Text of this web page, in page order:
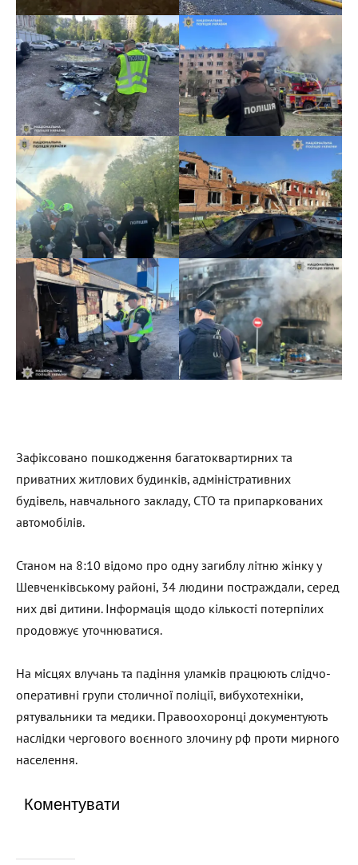
Зафіксовано пошкодження багатоквартирних та
приватних житлових будинків, адміністративних
будівель, навчального закладу, СТО та припаркованих
автомобілів.
Станом на 8:10 відомо про одну загиблу літню жінку у
Шевченківському районі, 34 людини постраждали, серед
них дві дитини. Інформація щодо кількості потерпілих
продовжує уточнюватися.
На місцях влучань та падіння уламків працюють слідчо-
оперативні групи столичної поліції, вибухотехніки,
рятувальники та медики. Правоохоронці документують
наслідки чергового воєнного злочину рф проти мирного
населення.
Коментувати